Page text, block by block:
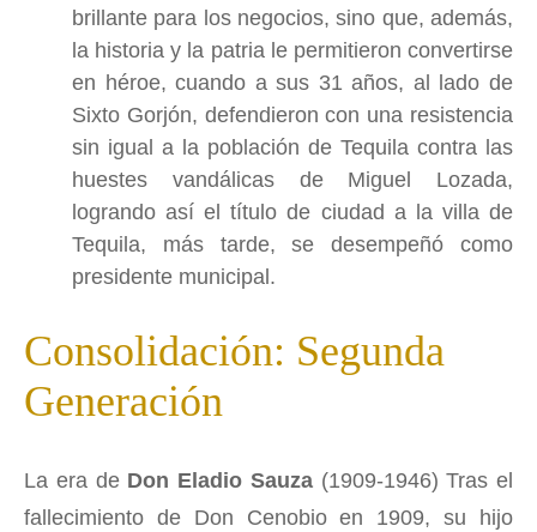
brillante para los negocios, sino que, además,
la historia y la patria le permitieron convertirse
en héroe, cuando a sus 31 años, al lado de
Sixto Gorjón, defendieron con una resistencia
sin igual a la población de Tequila contra las
huestes vandálicas de Miguel Lozada,
logrando así el título de ciudad a la villa de
Tequila, más tarde, se desempeñó como
presidente municipal.
Consolidación: Segunda
Generación
La era de Don Eladio Sauza(1909-1946) Tras el
fallecimiento de Don Cenobio en 1909, su hijo